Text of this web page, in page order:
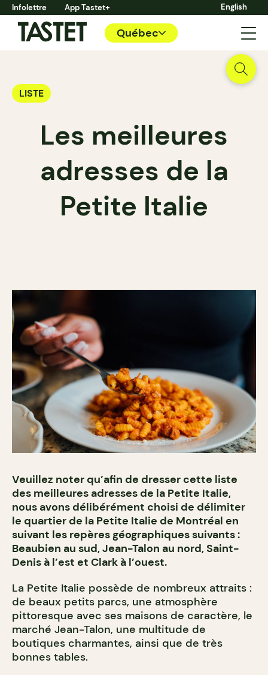
Infolettre App Tastet+ English
Québec
LISTE
Les meilleures
adresses de la
Petite Italie
Veuillez noter qu’afin de dresser cette liste
des meilleures adresses de la Petite Italie,
nous avons délibérément choisi de délimiter
le quartier de la Petite Italie de Montréal en
suivant les repères géographiques suivants :
Beaubien au sud, Jean-Talon au nord, Saint-
Denis à l’est et Clark à l’ouest.
La Petite Italie possède de nombreux attraits :
de beaux petits parcs, une atmosphère
pittoresque avec ses maisons de caractère, le
marché Jean-Talon, une multitude de
boutiques charmantes, ainsi que de très
bonnes tables.